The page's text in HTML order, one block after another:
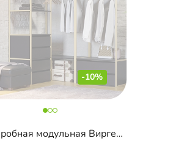
-10%
Гардеробная модульная Виргес-11